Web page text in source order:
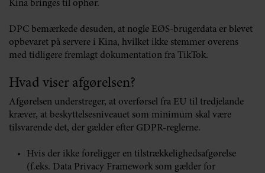
Kina bringes til ophør.
DPC bemærkede desuden, at nogle EØS-brugerdata er blevet
opbevaret på servere i Kina, hvilket ikke stemmer overens
med tidligere fremlagt dokumentation fra TikTok.
Hvad viser afgørelsen?
Afgørelsen understreger, at overførsel fra EU til tredjelande
kræver, at beskyttelsesniveauet som minimum skal være
tilsvarende det, der gælder efter GDPR-reglerne.
Hvis der ikke foreligger en tilstrækkelighedsafgørelse
(f.eks. Data Privacy Framework som gælder for